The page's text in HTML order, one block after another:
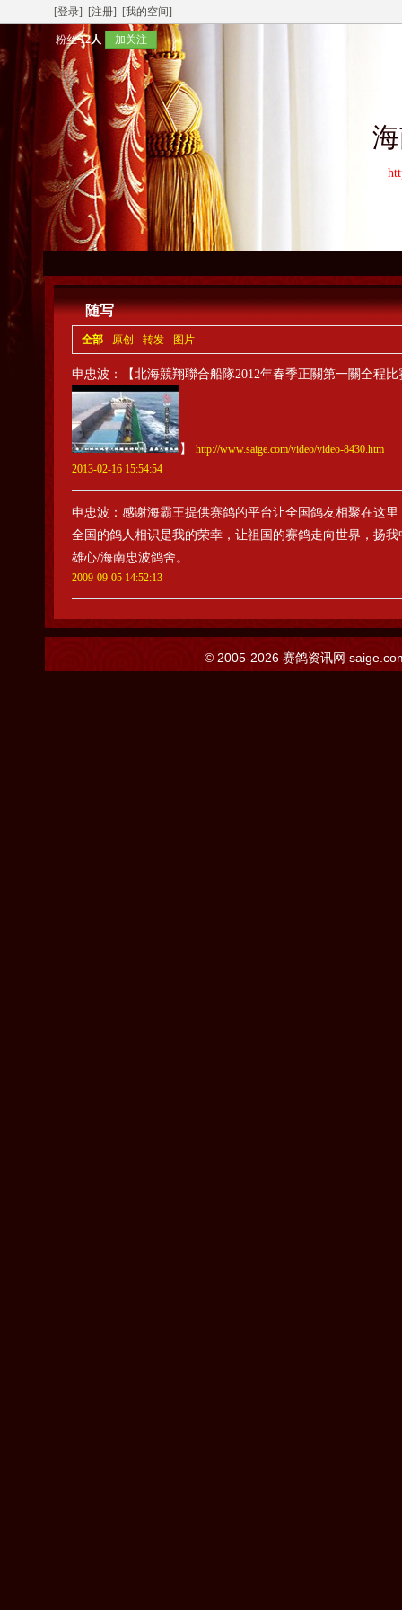
[登录] [注册] [我的空间]
粉丝12人 加关注
随写
全部 原创 转发 图片
申忠波 ：【北海競翔聯合船隊2012年春季正關第一關全程
】 http://www.saige.com/video/video-8430.htm
2013-02-16 15:54:54
申忠波 ：感谢海霸王提供赛鸽的平台让全国鸽友相聚在这
全国的鸽人相识是我的荣幸，让祖国的赛鸽走向世界，扬
雄心/海南忠波鸽舍。
2009-09-05 14:52:13
© 2005-2026 赛鸽资讯网